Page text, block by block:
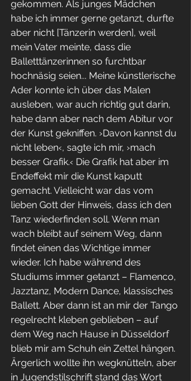
gekommen. Als junges Mädchen
habe ich immer gerne getanzt, durfte
aber nicht [Tänzerin werden], weil
mein Vater meinte, dass die
Balletttänzerinnen so furchtbar
hochnäsig seien... Meine künstlerische
Ader konnte ich über das Malen
ausleben, war auch richtig gut darin,
habe dann aber nach dem Abitur vor
der Kunst gekniffen. ›Davon kannst du
nicht leben‹, sagte ich mir, ›mach
besser Grafik.‹ Die Grafik hat aber im
Endeffekt mir die Kunst kaputt
gemacht. Vielleicht war das vom
lieben Gott der Hinweis, dass ich den
Tanz wiederfinden soll. Wenn man
wach bleibt auf seinem Weg, dann
findet einen das Wichtige immer
wieder. Ich habe während des
Studiums immer getanzt – Flamenco,
Jazztanz, Modern Dance, klassisches
Ballett. Aber dann ist an mir der Tango
regelrecht kleben geblieben – auf
dem Weg nach Hause in Düsseldorf
blieb mir am Schuh ein Zettel hängen.
Ärgerlich wollte ihn wegknütteln, aber
in Jugendstilschrift stand das Wort